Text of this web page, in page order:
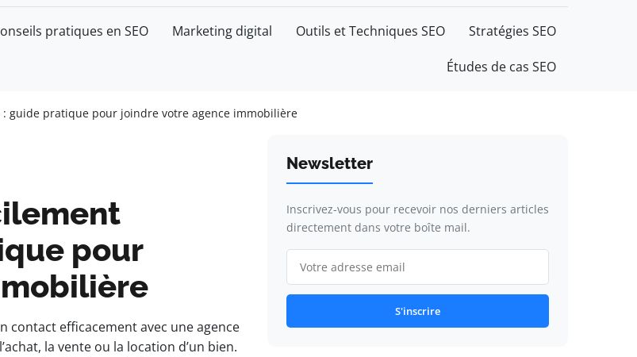
pratiques en SEO Marketing digital Outils et Techniques SEO Stratégies SEO
Études de cas SEO
guide pratique pour joindre votre agence immobilière
pour
contact efficacement avec une agence
la vente ou la location d’un bien.
Newsletter
Inscrivez-vous pour recevoir nos derniers articles
directement dans votre boîte mail.
S'inscrire